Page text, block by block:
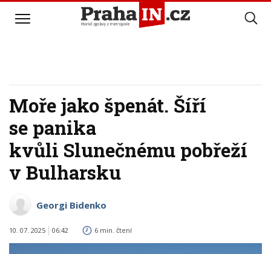
Moře jako špenát. Šíří
se panika
kvůli Slunečnému pobřeží
v Bulharsku
Georgi Bidenko
10. 07. 2025 06:42 6 min. čtení